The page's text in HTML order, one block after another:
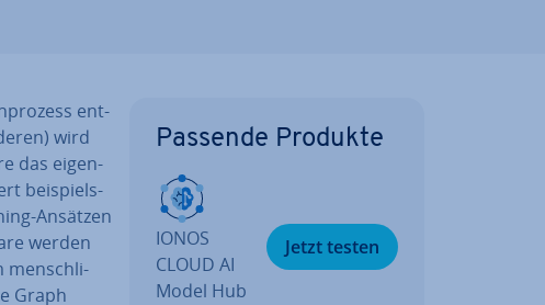
ent­
wird
das ei­gen­
bei­spiels­
Ansätzen
werden
mensch­li­
Graph
Passende Produkte
IONOS
CLOUD AI
Model Hub
Jetzt testen